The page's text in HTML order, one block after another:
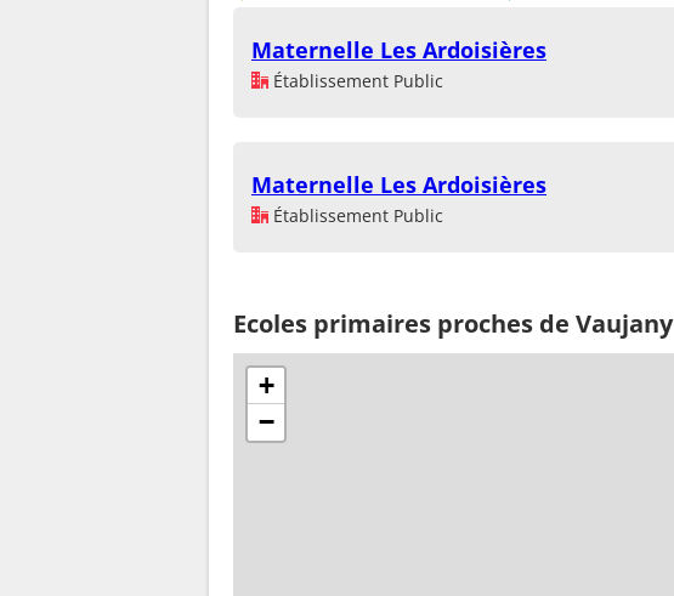
Maternelle Les Ardoisières
Établissement Public
Maternelle Les Ardoisières
Établissement Public
Ecoles primaires proches de Vaujany
+
−